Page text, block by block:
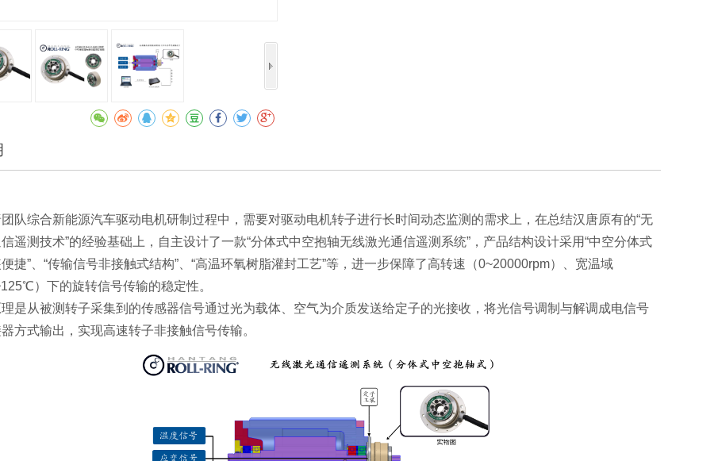
队综合新能源汽车驱动电机研制过程中，需要对驱动电机转子进行长时间动态监测的需求上，在总结汉唐原有的“无
遥测技术”的经验基础上，自主设计了一款“分体式中空抱轴无线激光通信遥测系统”，产品结构设计采用“中空分体式
捷”、“传输信号非接触式结构”、“高温环氧树脂灌封工艺”等，进一步保障了高转速（0~20000rpm）、宽温域
）下的旋转信号传输的稳定性。
是从被测转子采集到的传感器信号通过光为载体、空气为介质发送给定子的光接收，将光信号调制与解调成电信号
方式输出，实现高速转子非接触信号传输。